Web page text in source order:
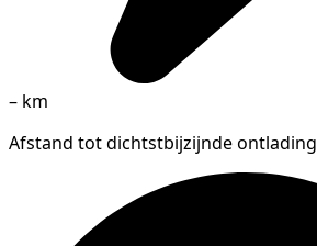
– km
Afstand tot dichtstbijzijnde ontlading